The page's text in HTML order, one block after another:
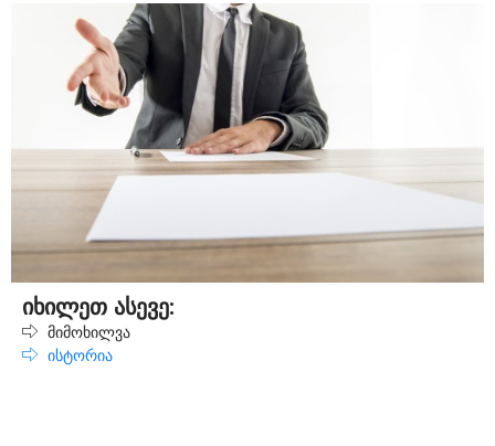
იხილეთ ასევე:
მიმოხილვა
ისტორია